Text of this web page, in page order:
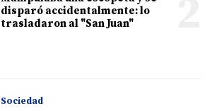
disparó accidentalmente: lo
trasladaron al "San Juan"
Sociedad